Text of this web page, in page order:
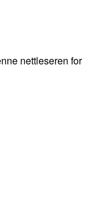
nettleseren for